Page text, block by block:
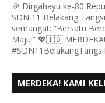
🎉 Dirgahayu ke-80
SDN 11 Belakang
semangat: “Bersatu
Maju!” 💖🇮🇩
MERDEKA! KAMI